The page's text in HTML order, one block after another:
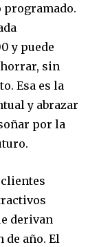
programado.
y puede
sin
Esa es la
y abrazar
por la
clientes
derivan
año. El